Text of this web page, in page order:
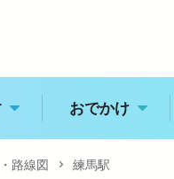
おでかけ
路線図 練馬駅